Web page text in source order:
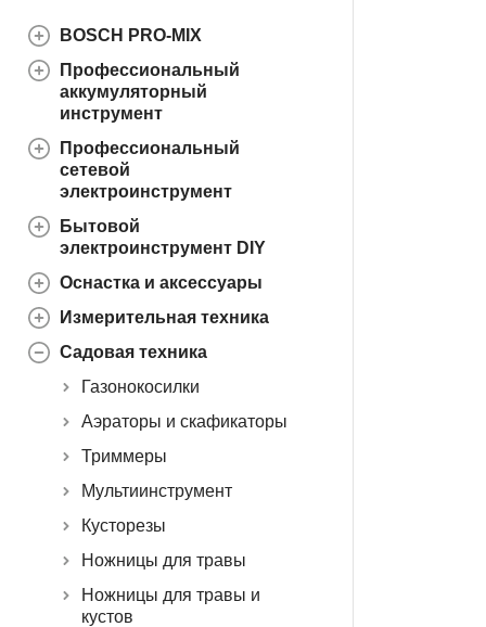
BOSCH PRO-MIX
Профессиональный
аккумуляторный
инструмент
Профессиональный
сетевой
электроинструмент
Бытовой
электроинструмент DIY
Оснастка и аксессуары
Измерительная техника
Садовая техника
Газонокосилки
Аэраторы и скафикаторы
Триммеры
Мультиинструмент
Кусторезы
Ножницы для травы
Ножницы для травы и
кустов